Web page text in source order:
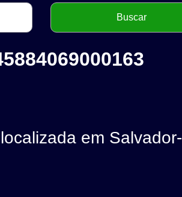
em Salvador-